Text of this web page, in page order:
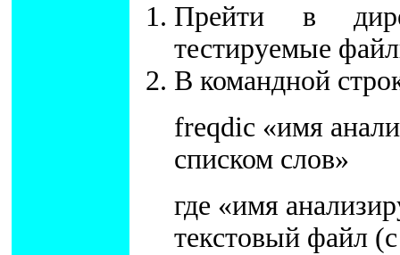
Прейти в
тестируемые
В командной
freqdic «имя
списком слов»
где «имя
текстовый файл